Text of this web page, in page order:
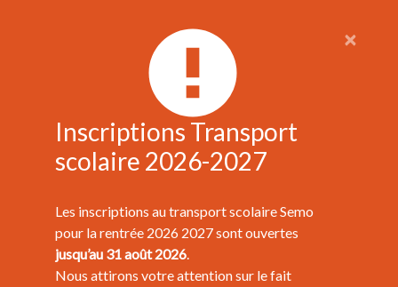
×
Inscriptions Transport
scolaire 2026-2027
Les inscriptions au transport scolaire Semo
pour la rentrée 2026 2027 sont ouvertes
jusqu’au 31 août 2026.
Nous attirons votre attention sur le fait